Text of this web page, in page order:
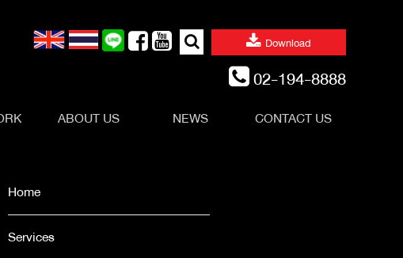
Download
Search
for:
02-194-8888
ABOUT US NEWS CONTACT US
Home
Services